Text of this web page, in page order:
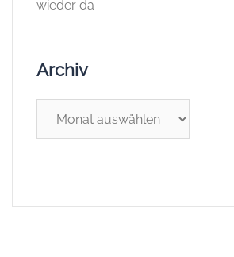
wieder da
Archiv